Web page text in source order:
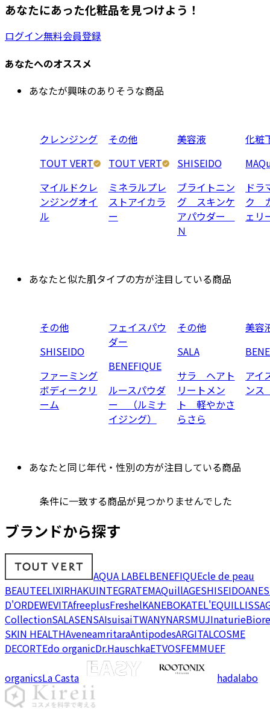
あなたにあった化粧品を見つけよう！
ログイン無料会員登録
あなたへのオススメ
あなたが興味のありそうな商品
クレンジング
TOUT VERT
マイルドクレ
ンジングオイ
ル
その他
TOUT VERT
ミネラルプレ
ストアイカラ
ー
美容液
SHISEIDO
ブライトニン
グ スキンケ
アパウダー
Ｎ
化粧
ドラ
ク
ェ
あなたと似た肌タイプの方が注目している商品
その他
SHISEIDO
ファーミング
ボディークリ
ーム
フェイスパウ
ダー
BENEFIQUE
ルースパウダ
ー （ルミナ
イジング）
その他
SALA
サラ ヘアト
リートメン
ト 軽やかさ
らさら
美容
アイ
ン
あなたと同じ年代・性別の方が注目している商品
条件に一致する商品が見つかりませんでした
ブランドから探す
AQUA LABELBENEFIQUEcle de peau
BEAUTEELIXIRHAKUINTEGRATEMAQuillAGESHISEIDO
D'ORDEWEVITAfreeplusFreshelKANEBOKATEL'EQUIL
CollectionSALASENSAIsuisaiTWANYNARSMUJInaturieBiore
SKIN HEALTHAveneamritaraAntipodesARGITALCOSME
DECORTEdo organicDr.HauschkaETVOSFEMMUEF
organicsLa Casta hadalabo